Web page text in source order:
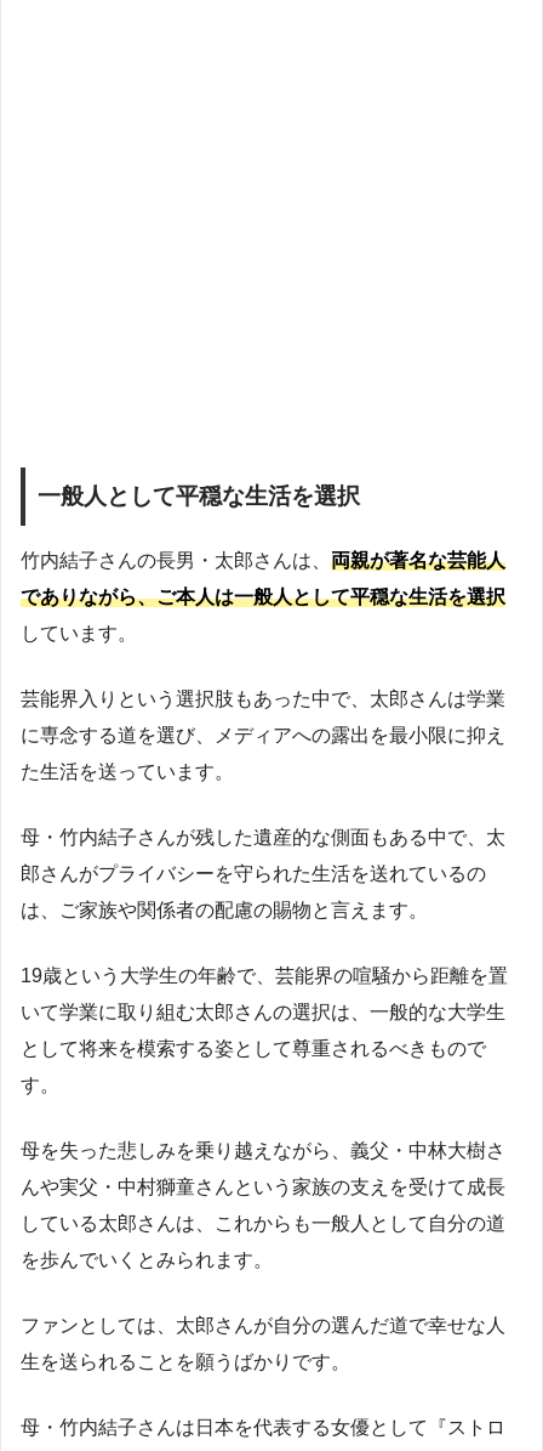
一般人として平穏な生活を選択
竹内結子さんの長男・太郎さんは、 両親が著名な芸能人
でありながら、ご本人は一般人として平穏な生活を選択
しています。
芸能界入りという選択肢もあった中で、太郎さんは学業
に専念する道を選び、メディアへの露出を最小限に抑え
た生活を送っています。
母・竹内結子さんが残した遺産的な側面もある中で、太
郎さんがプライバシーを守られた生活を送れているの
は、ご家族や関係者の配慮の賜物と言えます。
19歳という大学生の年齢で、芸能界の喧騒から距離を置
いて学業に取り組む太郎さんの選択は、一般的な大学生
として将来を模索する姿として尊重されるべきもので
す。
母を失った悲しみを乗り越えながら、義父・中林大樹さ
んや実父・中村獅童さんという家族の支えを受けて成長
している太郎さんは、これからも一般人として自分の道
を歩んでいくとみられます。
ファンとしては、太郎さんが自分の選んだ道で幸せな人
生を送られることを願うばかりです。
母・竹内結子さんは日本を代表する女優として『ストロ